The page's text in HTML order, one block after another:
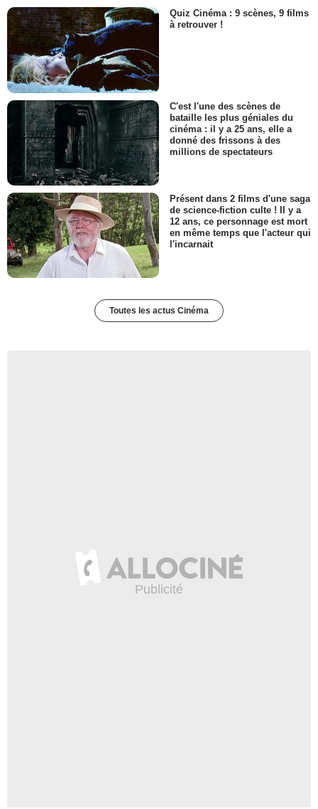
Quiz Cinéma : 9 scènes, 9 films
à retrouver !
C'est l'une des scènes de
bataille les plus géniales du
cinéma : il y a 25 ans, elle a
donné des frissons à des
millions de spectateurs
Présent dans 2 films d'une saga
de science-fiction culte ! Il y a
12 ans, ce personnage est mort
en même temps que l'acteur qui
l'incarnait
Toutes les actus Cinéma